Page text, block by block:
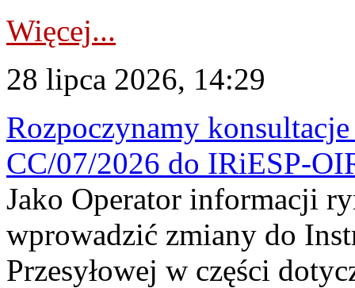
Więcej...
28 lipca 2026, 14:29
Rozpoczynamy
CC/07/2026 do IRiESP-
Jako Operator informacji
wprowadzić zmiany do
Przesyłowej w części